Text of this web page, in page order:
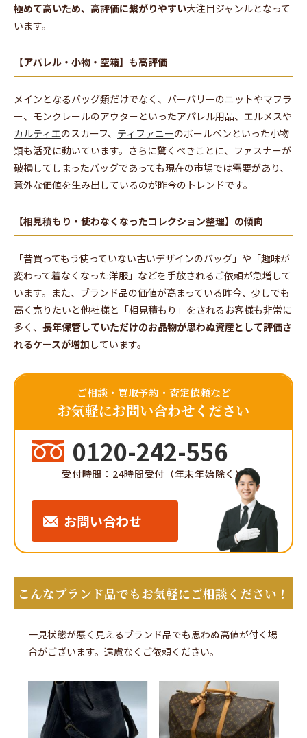
極めて高いため、高評価に繋がりやすい大注目ジャンルとなって
います。
【アパレル・小物・空箱】も高評価
メインとなるバッグ類だけでなく、バーバリーのニットやマフラ
ー、モンクレールのアウターといったアパレル用品、エルメスや
カルティエのスカーフ、 ティファニーのボールペンといった小物
類も活発に動いています。さらに驚くべきことに、ファスナーが
破損してしまったバッグであっても現在の市場では需要があり、
意外な価値を生み出しているのが昨今のトレンドです。
【相見積もり・使わなくなったコレクション整理】の傾向
「昔買ってもう使っていない古いデザインのバッグ」や「趣味が
変わって着なくなった洋服」などを手放されるご依頼が急増して
います。また、ブランド品の価値が高まっている昨今、少しでも
高く売りたいと他社様と「相見積もり」をされるお客様も非常に
多く、 長年保管していただけのお品物が思わぬ資産として評価さ
れるケースが増加 しています。
ご相談・買取予約・査定依頼など
お気軽にお問い合わせください
0120-242-556
受付時間：24時間受付（年末年始除く）
お問い合わせ
こんなブランド品でもお気軽にご相談ください！
一見状態が悪く見えるブランド品でも思わぬ高値が付く場
合がございます。遠慮なくご依頼ください。